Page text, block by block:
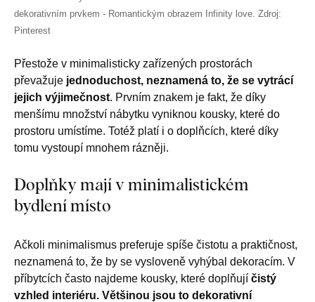
dekorativním prvkem - Romantickým obrazem Infinity love. Zdroj:
Pinterest
Přestože v minimalisticky zařízených prostorách
převažuje jednoduchost, neznamená to, že se vytrácí
jejich výjimečnost. Prvním znakem je fakt, že díky
menšímu množství nábytku vyniknou kousky, které do
prostoru umístíme. Totéž platí i o doplňcích, které díky
tomu vystoupí mnohem rázněji.
Doplňky mají v minimalistickém
bydlení místo
Ačkoli minimalismus preferuje spíše čistotu a praktičnost,
neznamená to, že by se vysloveně vyhýbal dekoracím. V
příbytcích často najdeme kousky, které doplňují čistý
vzhled interiéru. Většinou jsou to dekorativní